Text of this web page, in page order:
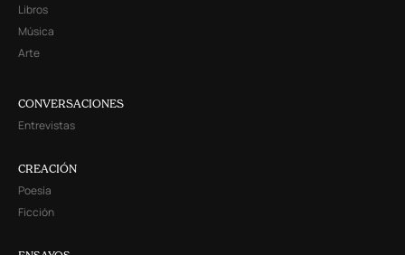
Libros
Música
Arte
CONVERSACIONES
Entrevistas
CREACIÓN
Poesía
Ficción